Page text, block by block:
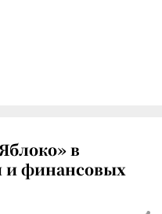
в
и финансовых